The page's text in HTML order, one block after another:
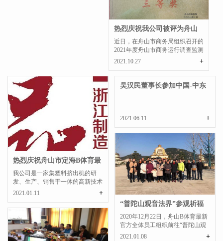
热烈庆祝我公司被评为舟山
市商务运行监测先...
近日，在舟山市商务局组织召开的
2021年度舟山市商务运行调查监测
工作会议中，我公司因...
2021.10.27 +
吴汉民董事长参加中国-中东
2021.06.11 +
热烈庆祝舟山市定海B体育最
新官方塑料有限公司通过浙...
我公司是一家集塑料挤出机的研
发、生产、销售于一体的高新技术
企业，是“锥形同向双螺...
2021.01.11
+
“普陀山观音法界”参观祈福
2020年12月22日，舟山B体育最新
官方全体员工组织前往“普陀山观
音法界”参观祈福。
2021.01.08 +